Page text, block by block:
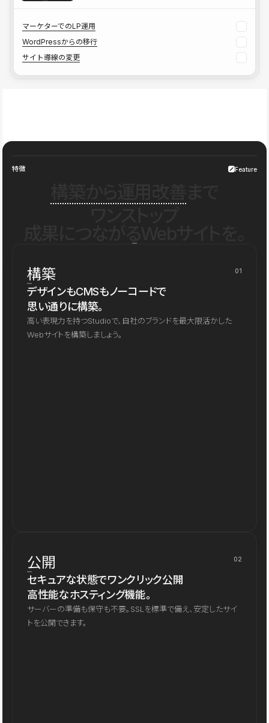
マーケターでのLP運用
WordPressからの移行
サイト導線の変更
特徴 Feature
構築 01
デザインもCMSもノーコードで
思い通りに構築。
高い表現力を持つStudioで、自社のブランドを最大限活かした
Webサイトを構築しましょう。
公開 02
セキュアな状態でワンクリック公開
高性能なホスティング機能。
サーバーの準備も保守も不要。SSLを標準で備え、安定したサイ
トを公開できます。